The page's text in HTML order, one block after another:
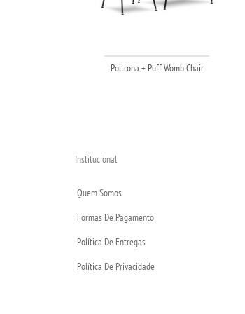
Poltrona + Puff Womb Chair
Institucional
Quem Somos
Formas De Pagamento
Política De Entregas
Política De Privacidade